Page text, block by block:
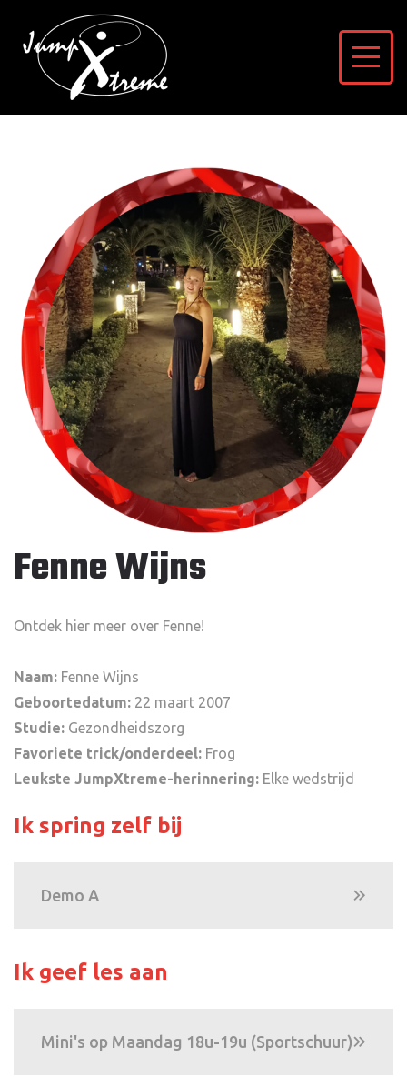
Fenne Wijns
Ontdek hier meer over Fenne!
Naam: Fenne Wijns
Geboortedatum: 22 maart 2007
Studie: Gezondheidszorg
Favoriete trick/onderdeel: Frog
Leukste JumpXtreme-herinnering: Elke wedstrijd
Ik spring zelf bij
Demo A
Ik geef les aan
Mini's op Maandag 18u-19u (Sportschuur)